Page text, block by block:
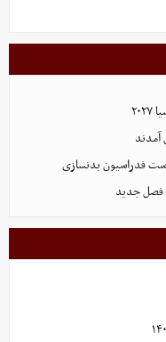
فدراسیون بدنسازی